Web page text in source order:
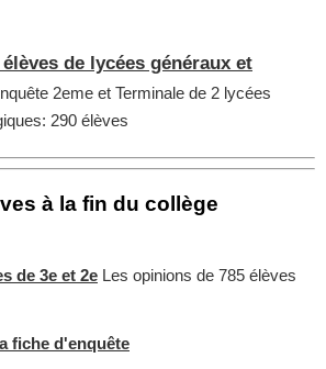
élèves de lycées généraux et
2eme et Terminale de 2 lycées
290 élèves
à la fin du collège
de 3e et 2e Les opinions de 785 élèves
fiche d'enquête